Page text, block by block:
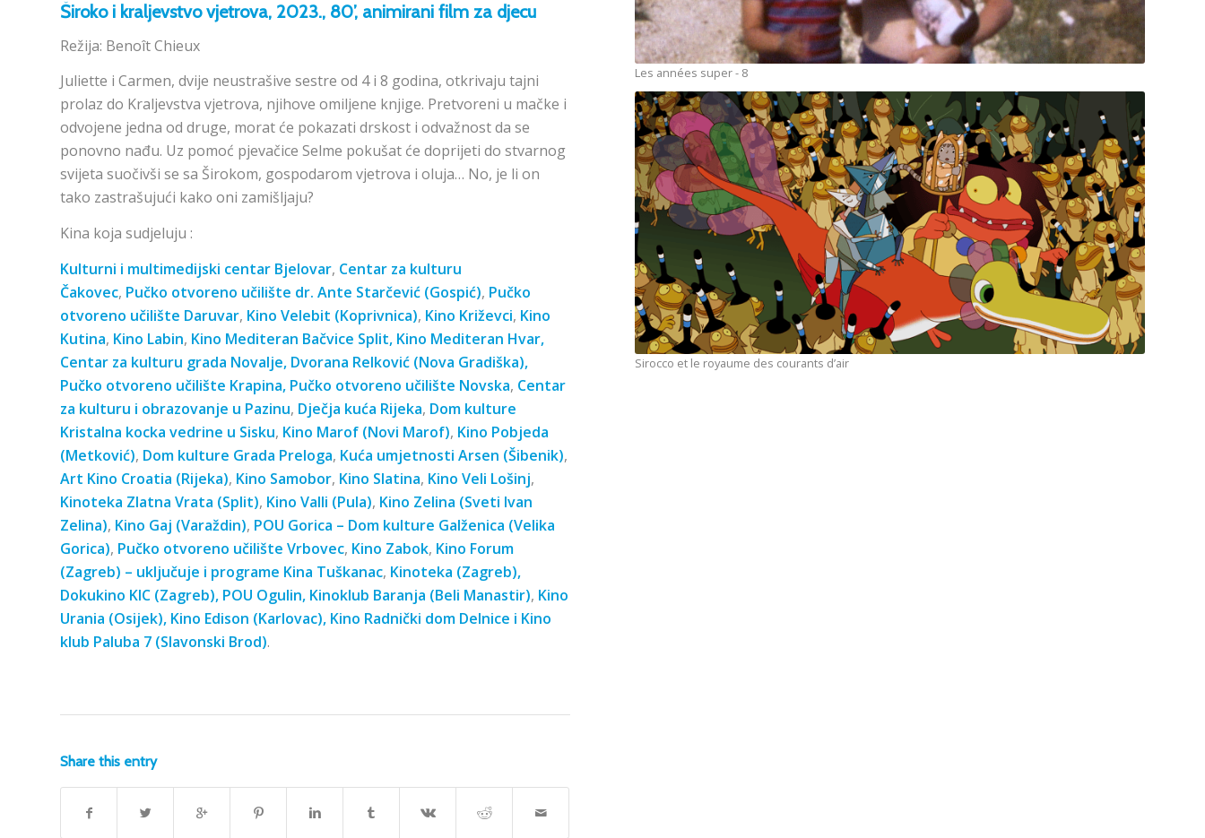
Široko i kraljevstvo vjetrova, 2023., 80’, animirani film za djecu
Režija: Benoît Chieux
Juliette i Carmen, dvije neustrašive sestre od 4 i 8 godina, otkrivaju tajni
prolaz do Kraljevstva vjetrova, njihove omiljene knjige. Pretvoreni u mačke i
odvojene jedna od druge, morat će pokazati drskost i odvažnost da se
ponovno nađu. Uz pomoć pjevačice Selme pokušat će doprijeti do stvarnog
svijeta suočivši se sa Širokom, gospodarom vjetrova i oluja… No, je li on
tako zastrašujući kako oni zamišljaju?
Kina koja sudjeluju :
Kulturni i multimedijski centar Bjelovar, Centar za kulturu
Čakovec, Pučko otvoreno učilište dr. Ante Starčević (Gospić), Pučko
otvoreno učilište Daruvar, Kino Velebit (Koprivnica), Kino Križevci, Kino
Kutina, Kino Labin, Kino Mediteran Bačvice Split, Kino Mediteran Hvar,
Centar za kulturu grada Novalje, Dvorana Relković (Nova Gradiška),
Pučko otvoreno učilište Krapina, Pučko otvoreno učilište Novska, Centar
za kulturu i obrazovanje u Pazinu, Dječja kuća Rijeka, Dom kulture
Kristalna kocka vedrine u Sisku, Kino Marof (Novi Marof), Kino Pobjeda
(Metković), Dom kulture Grada Preloga, Kuća umjetnosti Arsen (Šibenik),
Art Kino Croatia (Rijeka), Kino Samobor, Kino Slatina, Kino Veli Lošinj,
Kinoteka Zlatna Vrata (Split), Kino Valli (Pula), Kino Zelina (Sveti Ivan
Zelina), Kino Gaj (Varaždin), POU Gorica – Dom kulture Galženica (Velika
Gorica), Pučko otvoreno učilište Vrbovec, Kino Zabok, Kino Forum
(Zagreb) – uključuje i programe Kina Tuškanac, Kinoteka (Zagreb),
Dokukino KIC (Zagreb), POU Ogulin, Kinoklub Baranja (Beli Manastir), Kino
Urania (Osijek), Kino Edison (Karlovac), Kino Radnički dom Delnice i Kino
klub Paluba 7 (Slavonski Brod).
Share this entry
Les années super - 8
Sirocco et le royaume des courants d’air